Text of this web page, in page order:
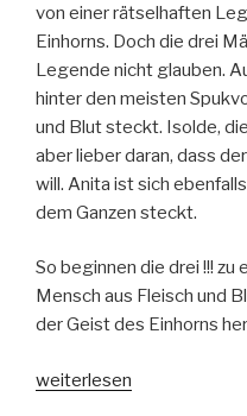
von einer rätselhaften
Einhorns. Doch die drei
Legende nicht glauben.
hinter den meisten
und Blut steckt. Isolde,
aber lieber daran, dass
will. Anita ist sich
dem Ganzen steckt.
So beginnen die drei !!!
Mensch aus Fleisch und
der Geist des Einhorns
„Legende
weiterlesen